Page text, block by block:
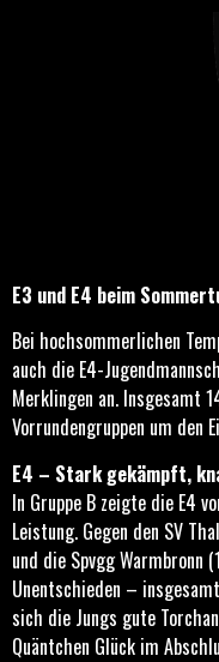
E3 und E4 beim
Bei hochsommerlichen
auch die E4-
Merklingen an. Insgesamt
Vorrundengruppen um den
E4 – Stark gekämpft,
In Gruppe B zeigte die E4
Leistung. Gegen den SV
und die Spvgg Warmbronn
Unentschieden –
sich die Jungs gute
Quäntchen Glück im